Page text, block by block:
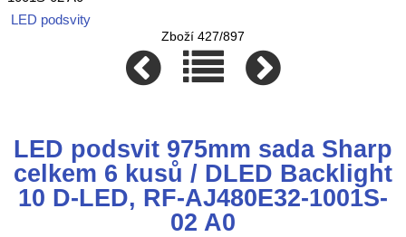
LED podsvity
Zboží 427/897
LED podsvit 975mm sada Sharp
celkem 6 kusů / DLED Backlight
10 D-LED, RF-AJ480E32-1001S-
02 A0